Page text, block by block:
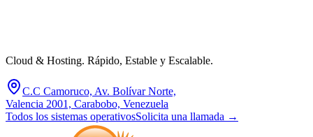
Cloud & Hosting. Rápido, Estable y Escalable.
C.C Camoruco, Av. Bolívar Norte,
Valencia 2001, Carabobo, Venezuela
Todos los sistemas operativosSolicita una llamada →